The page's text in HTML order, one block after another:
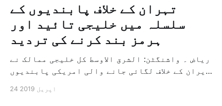
تہران کے خلاف پابندیوں کے
سلسلہ میں خلیجی تائید اور
ہرمز بند کرنے کی تردید
ریاض ۔ واشنگٹن: الشرق الاوسط کل خلیجی ممالک نے
ایران کے خلاف لگائی جانے والی امریکی پابندیوں
ابراہیم العساف نے پرزور انداز میں کہا کہ ان
24 اپریل 2019